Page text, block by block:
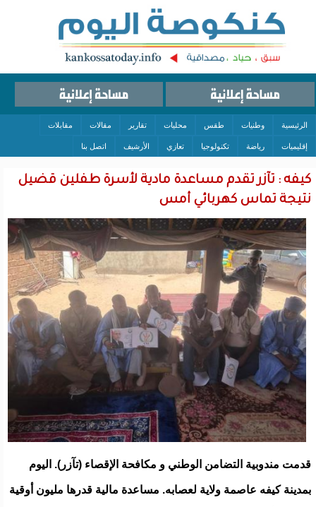
الرئيسية وطنيات طقس محليات تقارير مقالات مقابلات
إقليميات رياضة تكنولوجيا تعازي الأرشيف اتصل بنا
كيفه : تآزر تقدم مساعدة مادية لأسرة طفلين قضيل
نتيجة تماس كهربائي أمس
قدمت مندوبية التضامن الوطني و مكافحة الإقصاء (تآزر). اليوم
بمدينة كيفه عاصمة ولاية لعصابه. مساعدة مالية قدرها مليون أوقية